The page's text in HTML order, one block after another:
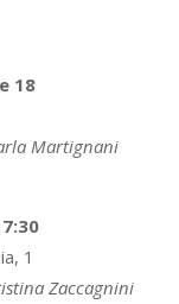
18
Martignani
1
Zaccagnini